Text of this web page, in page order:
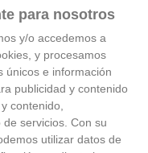
para nosotros
y/o accedemos a
y procesamos
únicos e información
publicidad y contenido
contenido,
de servicios. Con su
utilizar datos de